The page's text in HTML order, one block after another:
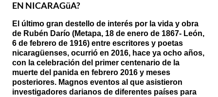
EN NICARAGüA?
El último gran destello de interés por la vida y obra
de Rubén Darío (Metapa, 18 de enero de 1867- León,
6 de febrero de 1916) entre escritores y poetas
nicaragüenses, ocurrió en 2016, hace ya ocho años,
con la celebración del primer centenario de la
muerte del panida en febrero 2016 y meses
posteriores. Magnos eventos al que asistieron
investigadores darianos de diferentes países para